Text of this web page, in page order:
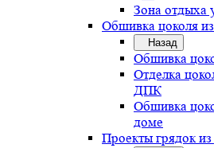
Зона отдыха
Обшивка цоколя
Назад
Обшивка
Отделка
ДПК
Обшивка
доме
Проекты грядок